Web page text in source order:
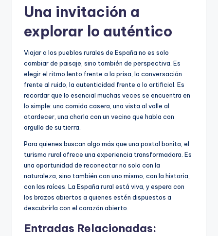
Una invitación a
explorar lo auténtico
Viajar a los pueblos rurales de España no es solo
cambiar de paisaje, sino también de perspectiva. Es
elegir el ritmo lento frente a la prisa, la conversación
frente al ruido, la autenticidad frente a lo artificial. Es
recordar que lo esencial muchas veces se encuentra en
lo simple: una comida casera, una vista al valle al
atardecer, una charla con un vecino que habla con
orgullo de su tierra.
Para quienes buscan algo más que una postal bonita, el
turismo rural ofrece una experiencia transformadora. Es
una oportunidad de reconectar no solo con la
naturaleza, sino también con uno mismo, con la historia,
con las raíces. La España rural está viva, y espera con
los brazos abiertos a quienes estén dispuestos a
descubrirla con el corazón abierto.
Entradas Relacionadas: